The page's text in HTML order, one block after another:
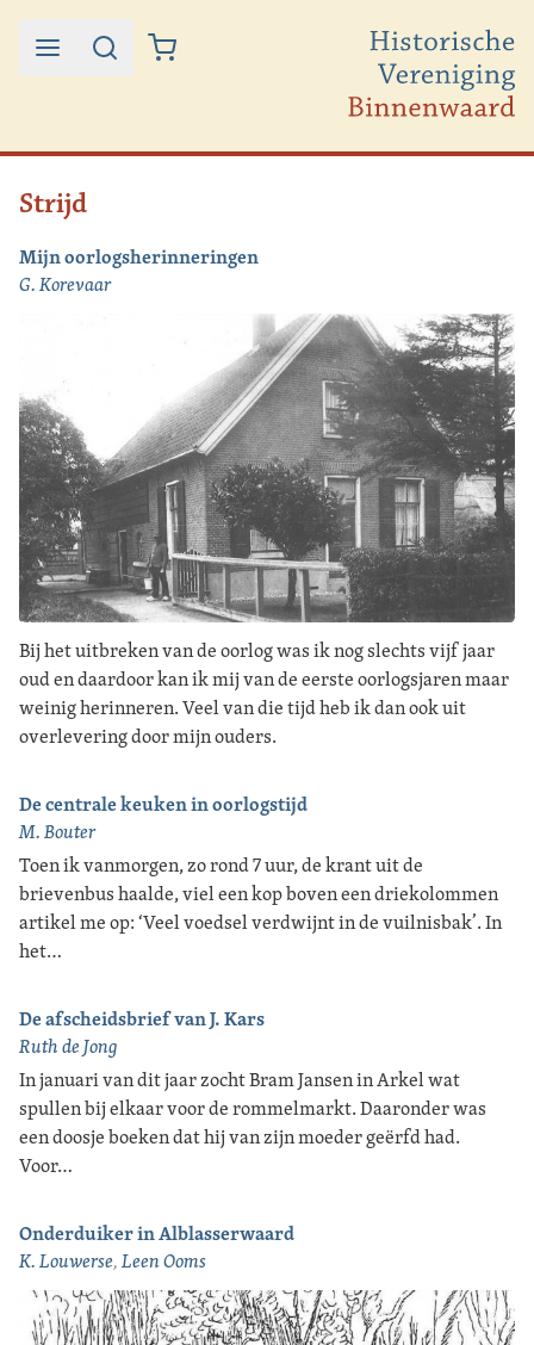
Ga naar de inhoud
Strijd
Mijn oorlogsherinneringen
G. Korevaar
Bij het uitbreken van de oorlog was ik nog slechts vijf jaar
oud en daardoor kan ik mij van de eerste oorlogsjaren maar
weinig herinneren. Veel van die tijd heb ik dan ook uit
overlevering door mijn ouders.
De centrale keuken in oorlogstijd
M. Bouter
Toen ik vanmorgen, zo rond 7 uur, de krant uit de
brievenbus haalde, viel een kop boven een driekolommen
artikel me op: ‘Veel voedsel verdwijnt in de vuilnisbak’. In
het…
De afscheidsbrief van J. Kars
Ruth de Jong
In januari van dit jaar zocht Bram Jansen in Arkel wat
spullen bij elkaar voor de rommelmarkt. Daaronder was
een doosje boeken dat hij van zijn moeder geërfd had.
Voor…
Onderduiker in Alblasserwaard
K. Louwerse,Leen Ooms